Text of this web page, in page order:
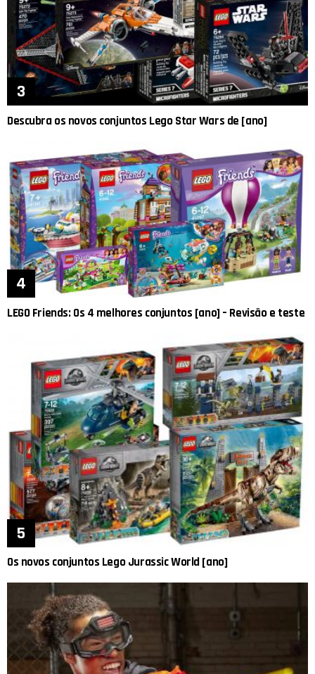
Descubra os novos conjuntos Lego Star Wars de [ano]
LEGO Friends: Os 4 melhores conjuntos [ano] – Revisão e teste
Os novos conjuntos Lego Jurassic World [ano]